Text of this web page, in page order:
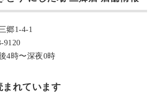
郷1-4-1
9120
4時〜深夜0時
まれています